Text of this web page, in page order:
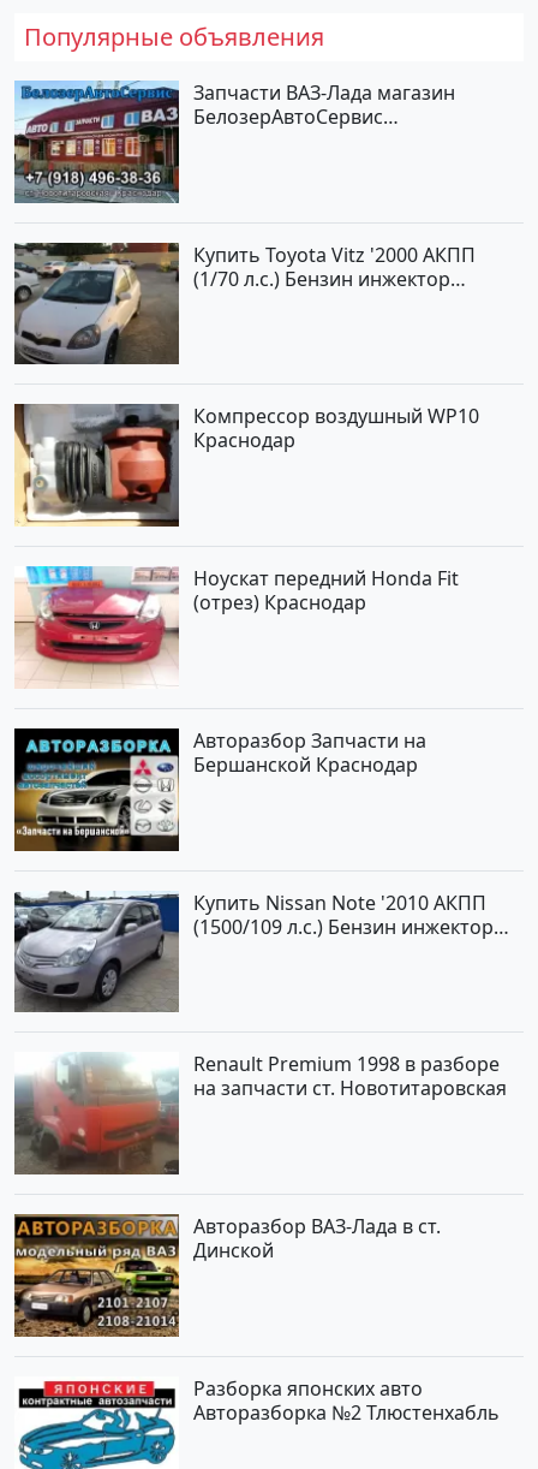
Популярные объявления
Запчасти ВАЗ-Лада магазин
БелозерАвтоСервис
Купить Toyota Vitz '2000 АКПП
(1/70 л.с.) Бензин инжектор
Компрессор воздушный WP10
Краснодар
Ноускат передний Honda Fit
(отрез) Краснодар
Авторазбор Запчасти на
Бершанской Краснодар
Купить Nissan Note '2010 АКПП
(1500/109 л.с.) Бензин инжектор
Renault Premium 1998 в разборе
на запчасти ст. Новотитаровская
Авторазбор ВАЗ-Лада в ст.
Динской
Разборка японских авто
Авторазборка №2 Тлюстенхабль